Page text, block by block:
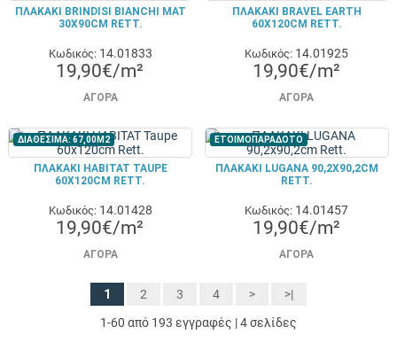
ΠΛΑΚΑΚΙ BRINDISI BIANCHI MAT
30X90CM RETT.
Κωδικός: 14.01833
19,90€/m²
ΑΓΟΡΆ
ΠΛΑΚΑΚΙ BRAVEL EARTH
60X120CM RETT.
Κωδικός: 14.01925
19,90€/m²
ΑΓΟΡΆ
ΔΙΑΘΕΣΙΜΑ: 67,00M2
ΠΛΑΚΑΚΙ HABITAT TAUPE
60X120CM RETT.
Κωδικός: 14.01428
19,90€/m²
ΑΓΟΡΆ
ΕΤΟΙΜΟΠΑΡΑΔΟΤΟ
ΠΛΑΚΑΚΙ LUGANA 90,2X90,2CM
RETT.
Κωδικός: 14.01457
19,90€/m²
ΑΓΟΡΆ
1 2 3 4 >
>|
1-60 από 193 εγγραφές | 4 σελίδες